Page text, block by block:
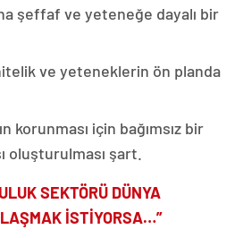
şeffaf ve yeteneğe dayalı bir
ve yeteneklerin ön planda
korunması için bağımsız bir
oluşturulması şart.
SEKTÖRÜ DÜNYA
İSTİYORSA…”